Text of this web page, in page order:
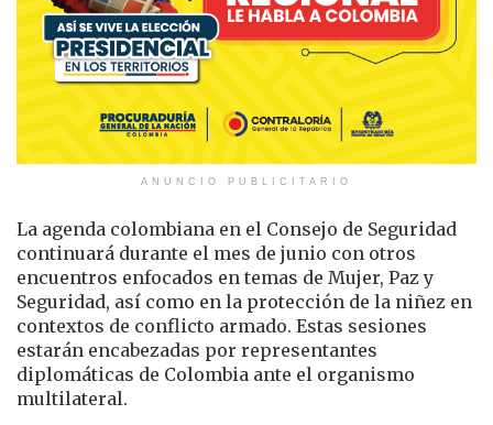
ANUNCIO PUBLICITARIO
La agenda colombiana en el Consejo de Seguridad
continuará durante el mes de junio con otros
encuentros enfocados en temas de Mujer, Paz y
Seguridad, así como en la protección de la niñez en
contextos de conflicto armado. Estas sesiones
estarán encabezadas por representantes
diplomáticas de Colombia ante el organismo
multilateral.